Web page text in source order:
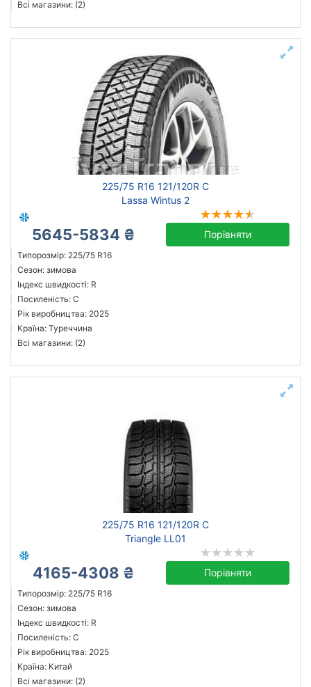
Всі магазини: (2)
225/75 R16 121/120R C
Lassa Wintus 2
5645-5834 ₴ Порівняти
Типорозмір: 225/75 R16
Сезон: зимова
Індекс швидкості: R
Посиленість: C
Рік виробництва: 2025
Країна: Туреччина
Всі магазини: (2)
225/75 R16 121/120R C
Triangle LL01
4165-4308 ₴ Порівняти
Типорозмір: 225/75 R16
Сезон: зимова
Індекс швидкості: R
Посиленість: C
Рік виробництва: 2025
Країна: Китай
Всі магазини: (2)